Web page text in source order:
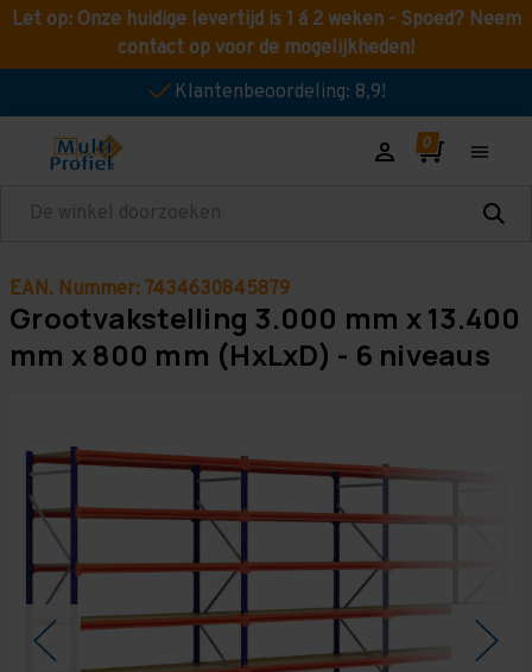
Let op: Onze huidige levertijd is 1 á 2 weken - Spoed? Neem
contact op voor de mogelijkheden!
Klantenbeoordeling: 8,9!
Zoeken
EAN. Nummer: 7434630845879
Grootvakstelling 3.000 mm x 13.400
mm x 800 mm (HxLxD) - 6 niveaus